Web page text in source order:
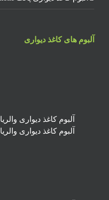
آلبوم های کاغذ دیواری
آلبوم کاغذ دیواری والریا
آلبوم کاغذ دیواری والریا